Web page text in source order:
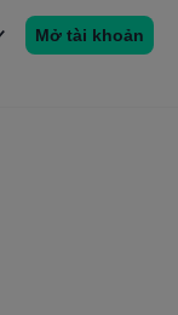
Mở tài khoản